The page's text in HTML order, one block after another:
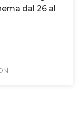
dal 26 al